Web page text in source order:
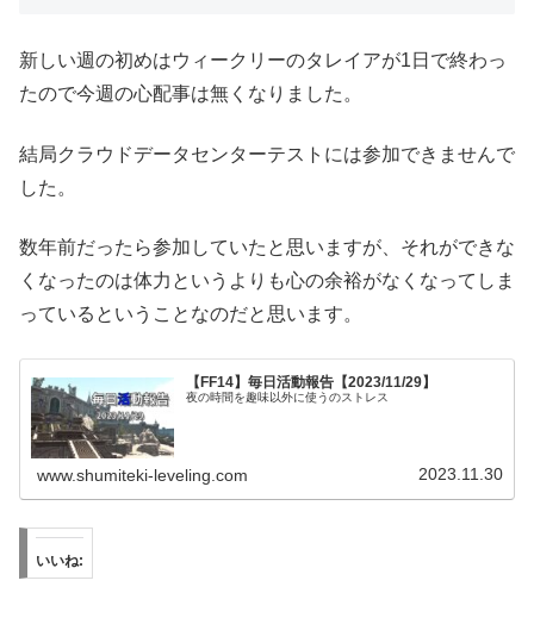
新しい週の初めはウィークリーのタレイアが1日で終わっ
たので今週の心配事は無くなりました。
結局クラウドデータセンターテストには参加できませんで
した。
数年前だったら参加していたと思いますが、それができな
くなったのは体力というよりも心の余裕がなくなってしま
っているということなのだと思います。
【FF14】毎日活動報告【2023/11/29】
夜の時間を趣味以外に使うのストレス
www.shumiteki-leveling.com 2023.11.30
いいね: